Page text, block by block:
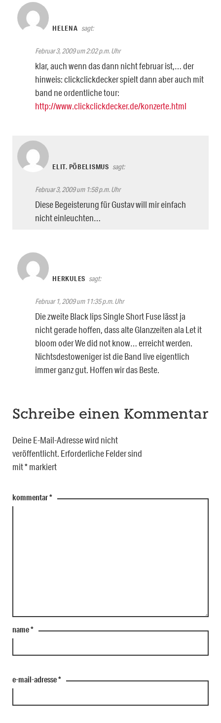
HELENA sagt:
Februar 3, 2009 um 2:02 p.m. Uhr
klar, auch wenn das dann nicht februar ist,… der
hinweis: clickclickdecker spielt dann aber auch mit
band ne ordentliche tour:
http://www.clickclickdecker.de/konzerte.html
ELIT. PÖBELISMUS sagt:
Februar 3, 2009 um 1:58 p.m. Uhr
Diese Begeisterung für Gustav will mir einfach
nicht einleuchten…
HERKULES sagt:
Februar 1, 2009 um 11:35 p.m. Uhr
Die zweite Black lips Single Short Fuse lässt ja
nicht gerade hoffen, dass alte Glanzzeiten ala Let it
bloom oder We did not know… erreicht werden.
Nichtsdestoweniger ist die Band live eigentlich
immer ganz gut. Hoffen wir das Beste.
Schreibe einen Kommentar
Deine E-Mail-Adresse wird nicht
veröffentlicht. Erforderliche Felder sind
mit*markiert
kommentar*
name*
e-mail-adresse*